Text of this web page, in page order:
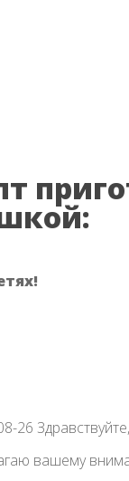
26
вашему